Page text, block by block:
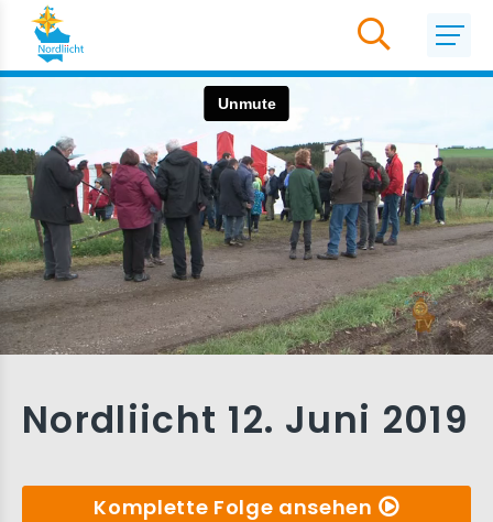
Nordliicht 12. Juni 2019
Komplette Folge ansehen